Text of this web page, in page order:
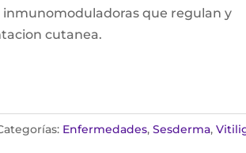
que regulan y
cutanea.
Enfermedades, Sesderma,